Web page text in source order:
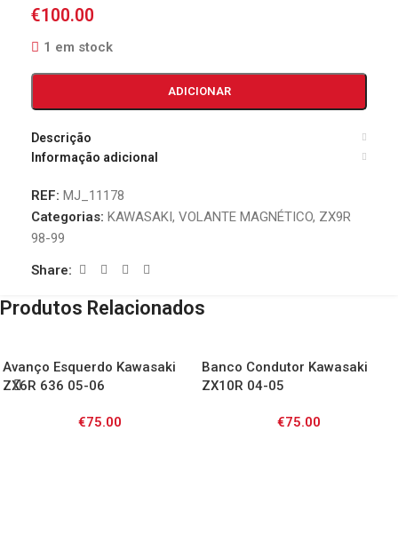
€100.00
1 em stock
ADICIONAR
Descrição
Informação adicional
REF: MJ_11178
Categorias: KAWASAKI, VOLANTE MAGNÉTICO, ZX9R
98-99
Share:
Produtos Relacionados
Avanço Esquerdo Kawasaki
ZX6R 636 05-06
€75.00
Banco Condutor Kawasaki
ZX10R 04-05
€75.00